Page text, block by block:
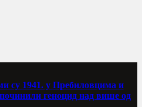
су 1941. у Пребиловцима и
геноцид над више од